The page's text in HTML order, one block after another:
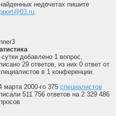
недочетах пишите
.
добавлено 1 вопрос,
29 ответов, из них 0 ответ от
в 1 конференции.
марта 2000-го 375 специалистов
511 756 ответов на 2 329 486